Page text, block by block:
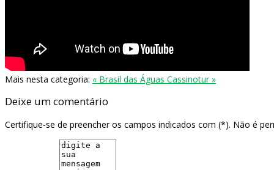
Mais nesta categoria: « Brasil das Águas Cassinotur »
Deixe um comentário
Certifique-se de preencher os campos indicados com (*). Não é